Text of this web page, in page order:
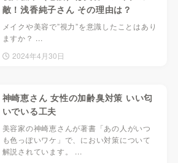
敵！浅香純子さん その理由は？
メイクや美容で”視力”を意識したことはあり
ますか？ ...
2024年4月30日
神崎恵さん 女性の加齢臭対策 いい匂
いでいる工夫
美容家の神崎恵さんが著書「あの人がいつ
も色っぽいワケ」で、におい対策について
解説されています。 ...